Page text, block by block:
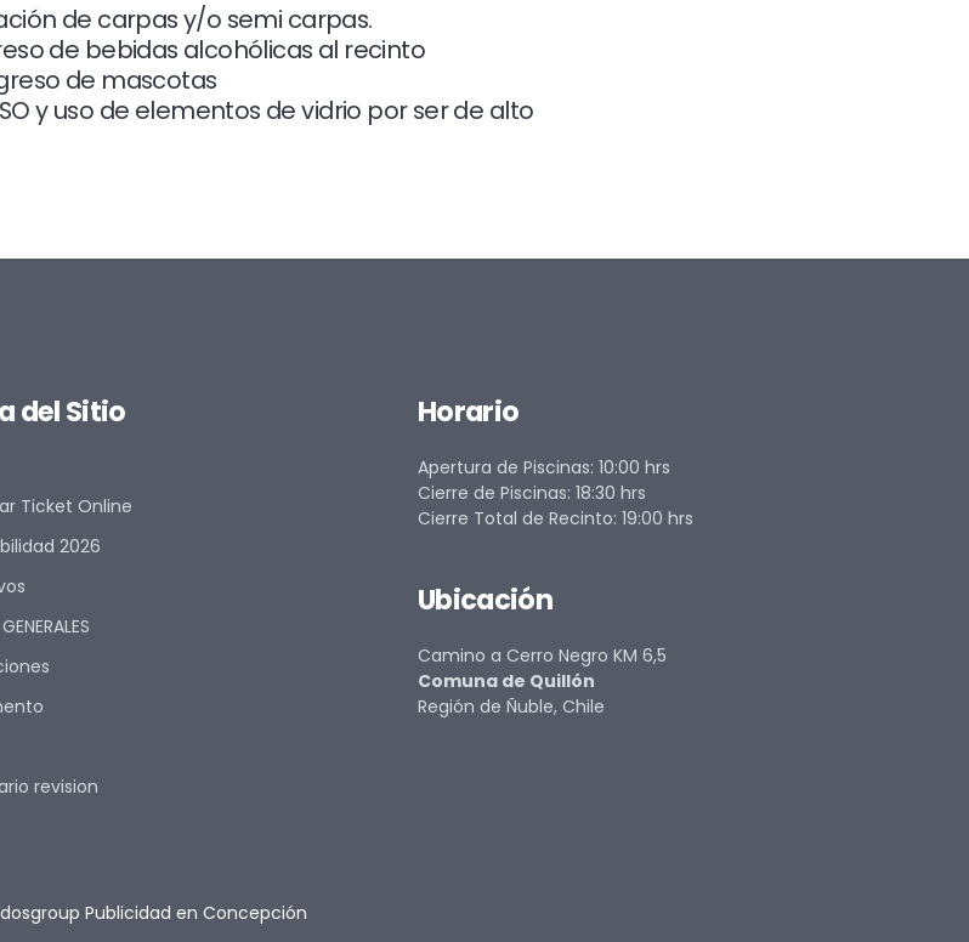
de carpas y/o semi carpas.
de bebidas alcohólicas al recinto
de mascotas
y uso de elementos de vidrio por ser de alto
del Sitio
Ticket Online
2026
revision
Horario
Apertura de Piscinas: 10:00 hrs
Cierre de Piscinas: 18:30 hrs
Cierre Total de Recinto: 19:00 hrs
Ubicación
Camino a Cerro Negro KM 6,5
Comuna de Quillón
Región de Ñuble, Chile
dosgroup Publicidad en Concepción